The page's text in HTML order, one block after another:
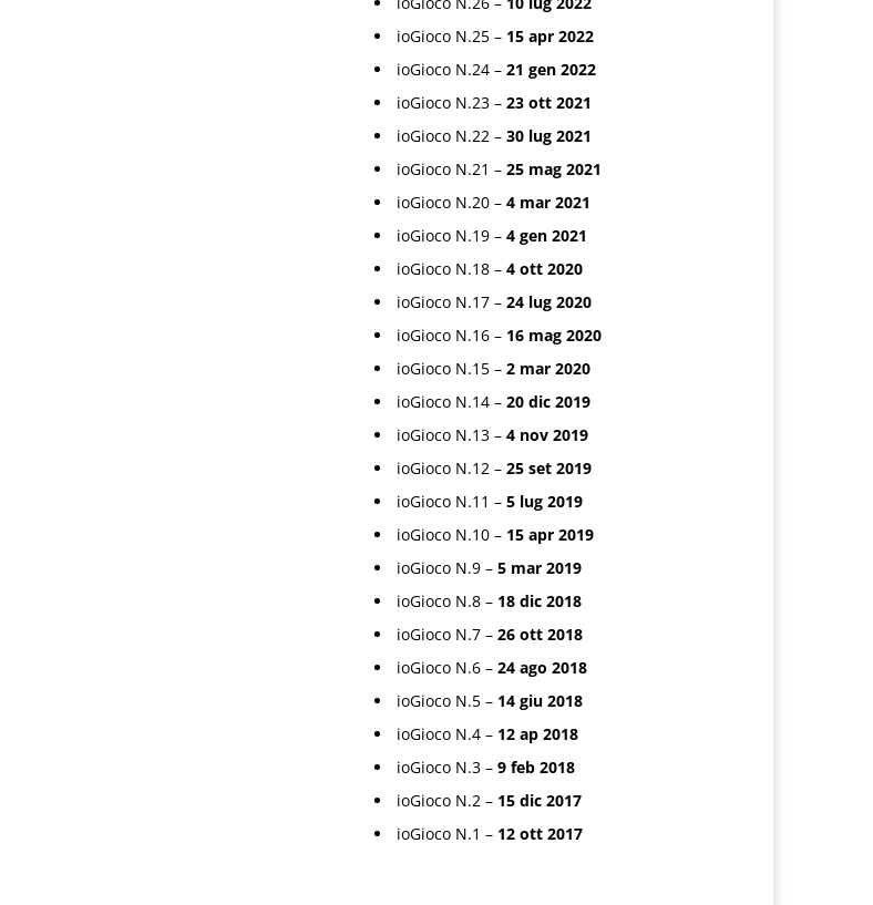
ioGioco N.25 – 15 apr 2022
ioGioco N.24 – 21 gen 2022
ioGioco N.23 – 23 ott 2021
ioGioco N.22 – 30 lug 2021
ioGioco N.21 – 25 mag 2021
ioGioco N.20 – 4 mar 2021
ioGioco N.19 – 4 gen 2021
ioGioco N.18 – 4 ott 2020
ioGioco N.17 – 24 lug 2020
ioGioco N.16 – 16 mag 2020
ioGioco N.15 – 2 mar 2020
ioGioco N.14 – 20 dic 2019
ioGioco N.13 – 4 nov 2019
ioGioco N.12 – 25 set 2019
ioGioco N.11 – 5 lug 2019
ioGioco N.10 – 15 apr 2019
ioGioco N.9 – 5 mar 2019
ioGioco N.8 – 18 dic 2018
ioGioco N.7 – 26 ott 2018
ioGioco N.6 – 24 ago 2018
ioGioco N.5 – 14 giu 2018
ioGioco N.4 – 12 ap 2018
ioGioco N.3 – 9 feb 2018
ioGioco N.2 – 15 dic 2017
ioGioco N.1 – 12 ott 2017